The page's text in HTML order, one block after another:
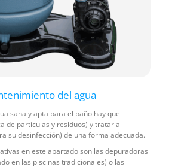
del agua
sana y apta para el baño hay que
de partículas y residuos) y tratarla
su desinfección) de una forma adecuada.
en este apartado son las depuradoras
en las piscinas tradicionales) o las